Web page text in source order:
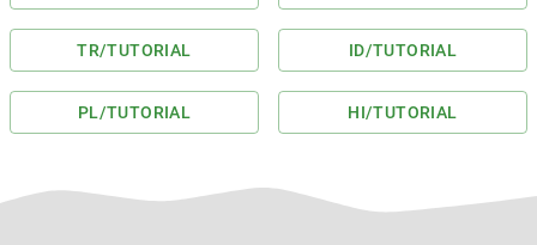
TR/TUTORIAL ID/TUTORIAL
PL/TUTORIAL HI/TUTORIAL